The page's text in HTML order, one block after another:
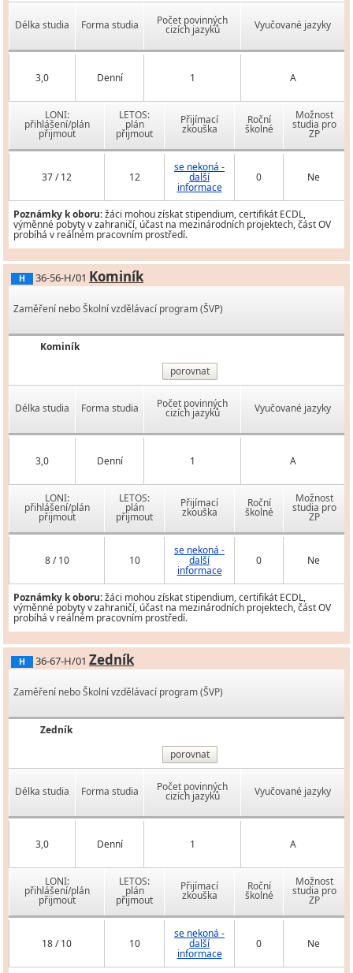
Délka studia Forma studia Počet povinných
cizích jazyků Vyučované jazyky
3,0 Denní 1 A
LONI:
přihlášení/plán
přijmout
LETOS:
plán
přijmout
Přijímací
zkouška
Roční
školné
Možnost
studia pro
ZP
37 / 12 12
se nekoná -
další
informace
0 Ne
Poznámky k oboru:žáci mohou získat stipendium, certifikát ECDL,
výměnné pobyty v zahraničí, účast na mezinárodních projektech, část OV
probíhá v reálném pracovním prostředí.
H 36-56-H/01 Kominík
Zaměření nebo Školní vzdělávací program (ŠVP)
Kominík
porovnat
Délka studia Forma studia Počet povinných
cizích jazyků Vyučované jazyky
3,0 Denní 1 A
LONI:
přihlášení/plán
přijmout
LETOS:
plán
přijmout
Přijímací
zkouška
Roční
školné
Možnost
studia pro
ZP
8 / 10 10
se nekoná -
další
informace
0 Ne
Poznámky k oboru:žáci mohou získat stipendium, certifikát ECDL,
výměnné pobyty v zahraničí, účast na mezinárodních projektech, část OV
probíhá v reálném pracovním prostředí.
H 36-67-H/01 Zedník
Zaměření nebo Školní vzdělávací program (ŠVP)
Zedník
porovnat
Délka studia Forma studia Počet povinných
cizích jazyků Vyučované jazyky
3,0 Denní 1 A
LONI:
přihlášení/plán
přijmout
LETOS:
plán
přijmout
Přijímací
zkouška
Roční
školné
Možnost
studia pro
ZP
18 / 10 10
se nekoná -
další
informace
0 Ne